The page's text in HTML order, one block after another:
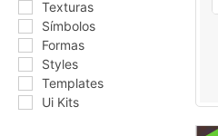
Texturas
Símbolos
Formas
Styles
Templates
Ui Kits